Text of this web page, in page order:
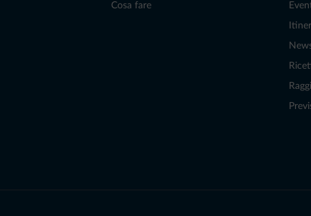
Cosa fare